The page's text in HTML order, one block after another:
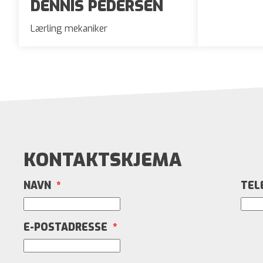
DENNIS PEDERSEN
Lærling mekaniker
KONTAKTSKJEMA
NAVN *
E-POSTADRESSE *